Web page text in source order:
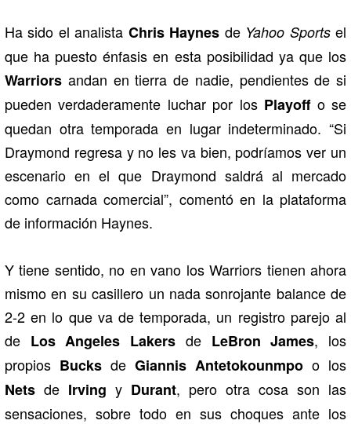
Ha sido el analista Chris Haynes de Yahoo Sportsel
que ha puesto énfasis en esta posibilidad ya que los
Warriors andan en tierra de nadie, pendientes de si
pueden verdaderamente luchar por los Playoffo se
quedan otra temporada en lugar indeterminado. “Si
Draymond regresa y no les va bien, podríamos ver un
escenario en el que Draymond saldrá al mercado
como carnada comercial”, comentó en la plataforma
de información Haynes.
Y tiene sentido, no en vano los Warriors tienen ahora
mismo en su casillero un nada sonrojante balance de
2-2 en lo que va de temporada, un registro parejo al
de Los Angeles Lakers de LeBron James, los
propios Bucks de Giannis Antetokounmpo o los
Nets de Irving y Durant, pero otra cosa son las
sensaciones, sobre todo en sus choques ante los